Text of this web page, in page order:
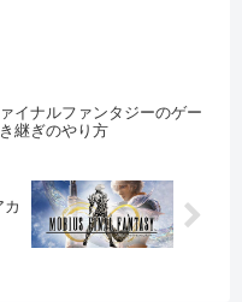
イナルファンタジーのゲー
継ぎのやり方